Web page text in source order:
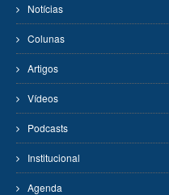
Notícias
Colunas
Artigos
Vídeos
Podcasts
Institucional
Agenda